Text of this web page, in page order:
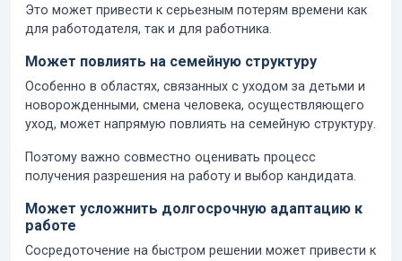
Это может привести к серьезным потерям времени как
для работодателя, так и для работника.
Может повлиять на семейную структуру
Особенно в областях, связанных с уходом за детьми и
новорожденными, смена человека, осуществляющего
уход, может напрямую повлиять на семейную структуру.
Поэтому важно совместно оценивать процесс
получения разрешения на работу и выбор кандидата.
Может усложнить долгосрочную адаптацию к
работе
Сосредоточение на быстром решении может привести к